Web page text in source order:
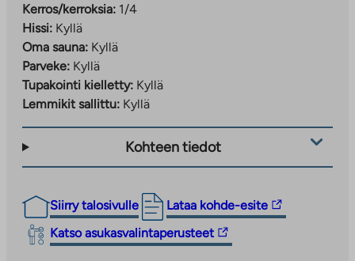
Kerros/kerroksia: 1/4
Hissi: Kyllä
Oma sauna: Kyllä
Parveke: Kyllä
Tupakointi kielletty: Kyllä
Lemmikit sallittu: Kyllä
Kohteen tiedot
Siirry talosivulle Lataa kohde-esite
Linkki
vie
ulkopuoliseen
Katso asukasvalintaperusteet
Linkki
vie